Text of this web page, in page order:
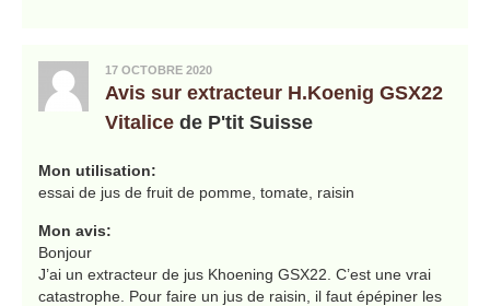
17 OCTOBRE 2020
Avis sur extracteur H.Koenig GSX22
Vitalice de P'tit Suisse
Mon utilisation:
essai de jus de fruit de pomme, tomate, raisin
Mon avis:
Bonjour
J’ai un extracteur de jus Khoening GSX22. C’est une vrai
catastrophe. Pour faire un jus de raisin, il faut épépiner les